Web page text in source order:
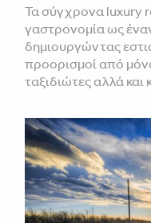
Τα σύγχρονα luxury
γαστρονομία ως
δημιουργώντας
προορισμοί από
ταξιδιώτες αλλά και